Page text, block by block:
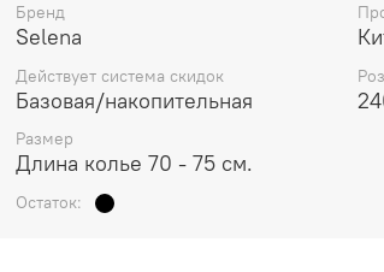
Бренд
Selena
Действует система скидок
Базовая/накопительная
Размер
Длина колье 70 - 75 см.
Остаток: